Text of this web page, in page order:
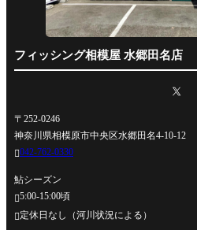
フィッシング相模屋 水郷田名店
〒252-0246
神奈川県相模原市中央区水郷田名4-10-12
042-762-0330
鮎シーズン
5:00-15:00頃
定休日なし（河川状況による）